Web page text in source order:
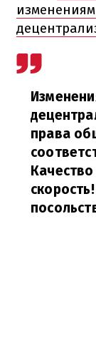
права
скорость!